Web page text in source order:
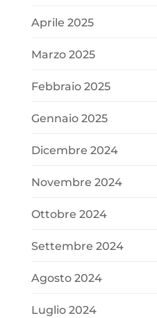
Aprile 2025
Marzo 2025
Febbraio 2025
Gennaio 2025
Dicembre 2024
Novembre 2024
Ottobre 2024
Settembre 2024
Agosto 2024
Luglio 2024